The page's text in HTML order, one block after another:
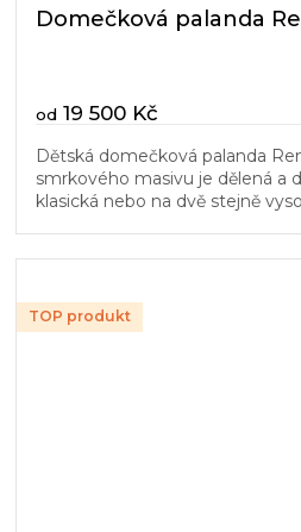
Domečková palanda
od 19 500 Kč
Dětská domečková palanda
smrkového masivu je dělená a
klasická nebo na dvě stejně
TOP produkt